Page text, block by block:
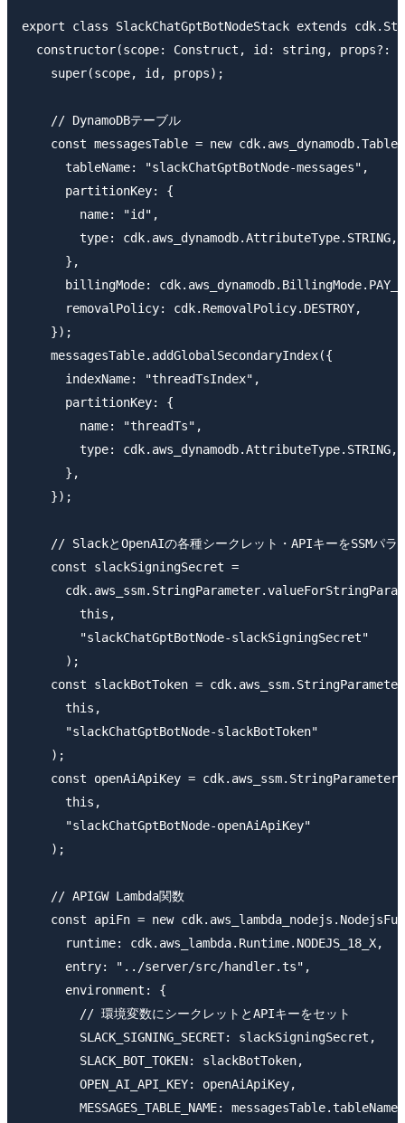
export class SlackChatGptBotNodeStack extends
constructor(scope: Construct, id: string, props?:
    super(scope, id, props);
    // DynamoDBテーブル
const messagesTable = new
      tableName: "slackChatGptBotNode-messages",
      partitionKey: {
        name: "id",
        type: cdk.aws_dynamodb.AttributeType.STRING,
      },
billingMode:
      removalPolicy: cdk.RemovalPolicy.DESTROY,
    });
    messagesTable.addGlobalSecondaryIndex({
      indexName: "threadTsIndex",
      partitionKey: {
        name: "threadTs",
        type: cdk.aws_dynamodb.AttributeType.STRING,
      },
    });
// SlackとOpenAIの各種シークレット・APIキーをSSMパラ
    const slackSigningSecret =
        this,
        "slackChatGptBotNode-slackSigningSecret"
      );
const slackBotToken =
      this,
      "slackChatGptBotNode-slackBotToken"
    );
const openAiApiKey =
      this,
      "slackChatGptBotNode-openAiApiKey"
    );
    // APIGW Lambda関数
const apiFn = new
      runtime: cdk.aws_lambda.Runtime.NODEJS_18_X,
      entry: "../server/src/handler.ts",
      environment: {
        // 環境変数にシークレットとAPIキーをセット
        SLACK_SIGNING_SECRET: slackSigningSecret,
        SLACK_BOT_TOKEN: slackBotToken,
        OPEN_AI_API_KEY: openAiApiKey,
        MESSAGES_TABLE_NAME: messagesTable.tableName,